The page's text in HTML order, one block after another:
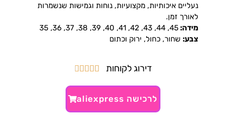
נעליים איכותיות, מקצועיות, נוחות וגמישות שנשמרות
לאורך זמן.
מידה:45, 44, 43, 42, 41, 40, 39, 38, 37, 36, 35
צבע: שחור, כחול, ירוק וכתום
דירוג לקוחות 




לרכישה aliexpress